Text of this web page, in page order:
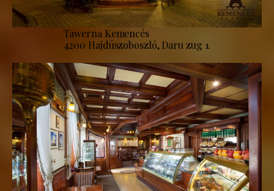
Tawerna Kemencés
4200 Hajdúszoboszló, Daru zug 1.